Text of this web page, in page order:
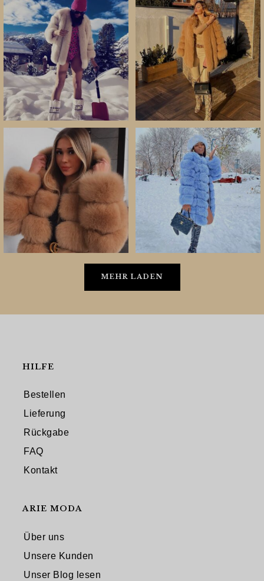
MEHR LADEN
HILFE
Bestellen
Lieferung
Rückgabe
FAQ
Kontakt
ARIE MODA
Über uns
Unsere Kunden
Unser Blog lesen